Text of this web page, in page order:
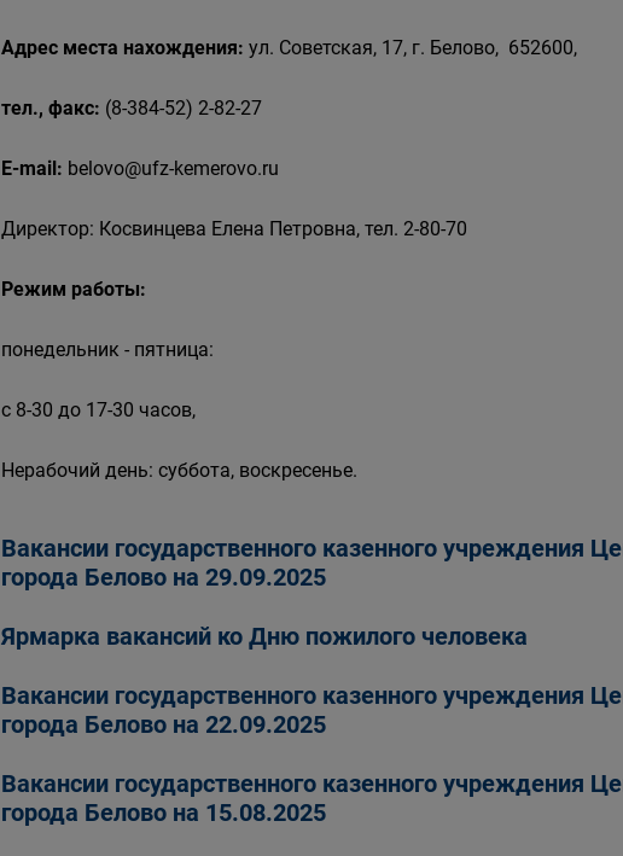
Адрес места нахождения: ул. Советская, 17, г. Белово, 652600,
тел., факс: (8-384-52) 2-82-27
E-mail: belovo@ufz-kemerovo.ru
Директор: Косвинцева Елена Петровна, тел. 2-80-70
Режим работы:
понедельник - пятница:
с 8-30 до 17-30 часов,
Нерабочий день: суббота, воскресенье.
Вакансии государственного казенного учреждения
города Белово на 29.09.2025
Ярмарка вакансий ко Дню пожилого человека
Вакансии государственного казенного учреждения
города Белово на 22.09.2025
Вакансии государственного казенного учреждения
города Белово на 15.08.2025